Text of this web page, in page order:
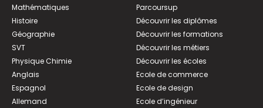
Mathématiques
Histoire
Géographie
SVT
Physique Chimie
Anglais
Espagnol
Allemand
Parcoursup
Découvrir les diplômes
Découvrir les formations
Découvrir les métiers
Découvrir les écoles
Ecole de commerce
Ecole de design
Ecole d’ingénieur